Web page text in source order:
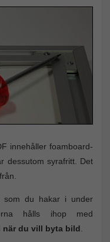
innehåller foamboard-
dessutom syrafritt. Det
som du hakar i under
hålls ihop med
när du vill byta bild